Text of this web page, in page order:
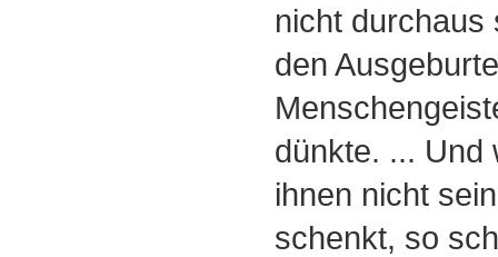
nicht durchaus
den
dünkte. ... Und
ihnen nicht
schenkt, so